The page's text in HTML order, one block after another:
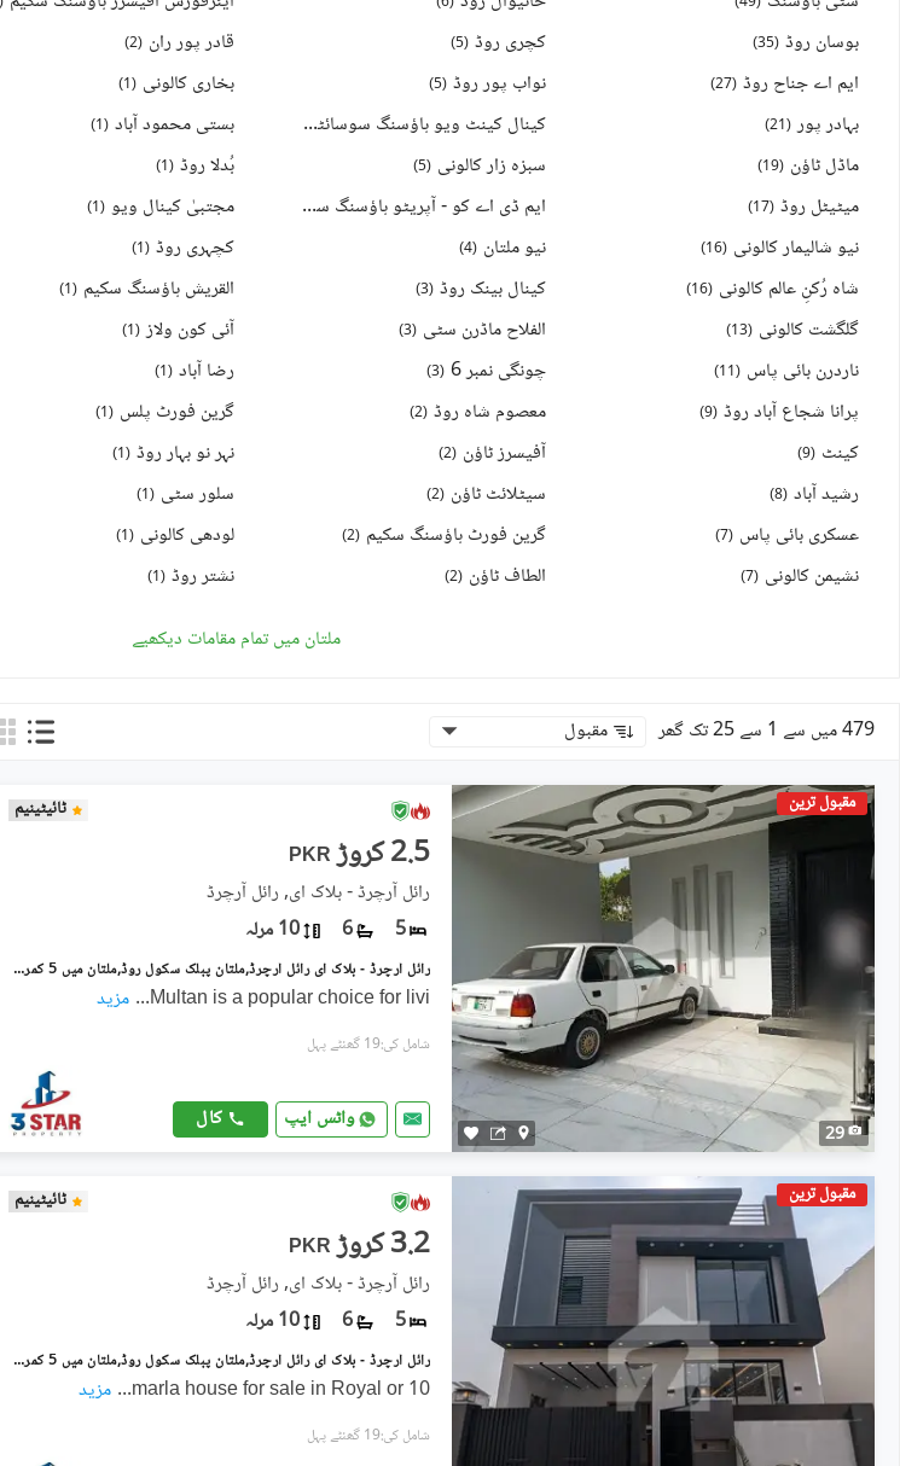
بوسان روڈ (
35
)
ایم اے جناح روڈ (
27
)
بہادر پور (
21
)
ماڈل ٹاؤن (
19
)
میٹیٹل روڈ (
17
)
نیو شالیمار کالونی (
16
)
شاہ رُکنِ عالم کالونی (
16
)
گلگشت کالونی (
13
)
ناردرن بائی پاس (
11
)
پرانا شجاع آباد روڈ (
9
)
کینٹ (
9
)
رشید آباد (
8
)
عسکری بائی پاس (
7
)
نشیمن کالونی (
7
)
کچری روڈ (
5
)
نواب پور روڈ (
5
)
کینال کینٹ ویو ہاؤسنگ سوسائٹی
سبزہ زار کالونی (
5
)
ایم ڈی اے کو - آپریٹو ہاؤسنگ سکیم
نیو ملتان (
4
)
کینال بینک روڈ (
3
)
الفلاح ماڈرن سٹی (
3
)
چونگی نمبر 6 (
3
)
معصوم شاہ روڈ (
2
)
آفیسرز ٹاؤن (
2
)
سیٹلائٹ ٹاؤن (
2
)
گرین فورٹ ہاؤسنگ سکیم (
2
)
الطاف ٹاؤن (
2
)
قادر پور ران (
2
)
بخاری کالونی (
1
)
بستی محمود آباد (
1
)
بُدلا روڈ (
1
)
مجتبیٰ کینال ویو (
1
)
کچہری روڈ (
1
)
القریش ہاؤسنگ سکیم (
1
)
آئی کون ولاز (
1
)
رضا آباد (
1
)
گرین فورٹ پلس (
1
)
نہر نو بہار روڈ (
1
)
سلور سٹی (
1
)
لودھی کالونی (
1
)
نشتر روڈ (
1
)
ملتان میں تمام مقامات دیکھیے
479 میں سے 1 سے 25 تک گھر مقبول
مقبول ترین
29
ٹائیٹینیم
PKR 2.5 کروڑ
رائل آرچرڈ - بلاک ای, رائل آرچرڈ
5
6 10 مرلہ
رائل آرچرڈ - بلاک ای رائل آرچرڈ,ملتان پبلک سکول روڈ,ملتان میں 5 کمروں کا 10 مرلہ مکان 2.5 کروڑ میں برائے فروخت۔
Multan is a popular choice for livi
... مزید
شامل کی:19 گھنٹے پہل
واٹس ایپ کال
مقبول ترین ٹائیٹینیم
PKR 3.2 کروڑ
رائل آرچرڈ - بلاک ای, رائل آرچرڈ
5
6 10 مرلہ
رائل آرچرڈ - بلاک ای رائل آرچرڈ,ملتان پبلک سکول روڈ,ملتان میں 5 کمروں کا 10 مرلہ مکان 3.2 کروڑ میں برائے فروخت۔
10 marla house for sale in Royal or
... مزید
شامل کی:19 گھنٹے پہل